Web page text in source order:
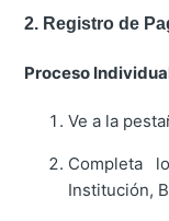
2. Registro de
Proceso
Ve a la
Completa
Institución,